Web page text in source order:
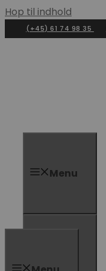
Hop til indhold
(+45) 61 74 98 35
Menu